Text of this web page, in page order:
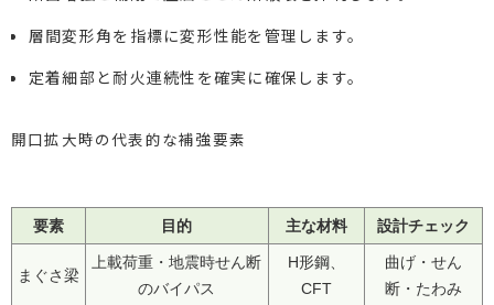
層間変形角を指標に変形性能を管理します。
定着細部と耐火連続性を確実に確保します。
開口拡大時の代表的な補強要素
要素 目的 主な材料 設計チェック
まぐさ梁
上載荷重・地震時せん断
のバイパス
H形鋼、
CFT
曲げ・せん
断・たわみ